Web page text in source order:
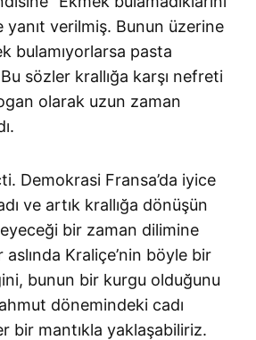
yanıt verilmiş. Bunun üzerine
bulamıyorlarsa pasta
sözler krallığa karşı nefreti
olarak uzun zaman
Demokrasi Fransa’da iyice
ve artık krallığa dönüşün
bir zaman dilimine
Kraliçe’nin böyle bir
bunun bir kurgu olduğunu
dönemindeki cadı
bir mantıkla yaklaşabiliriz.